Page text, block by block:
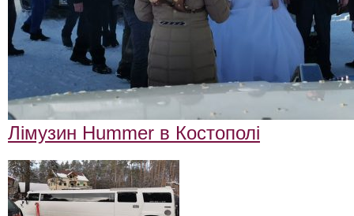
Контакти
Лімузин Hummer в Костополі